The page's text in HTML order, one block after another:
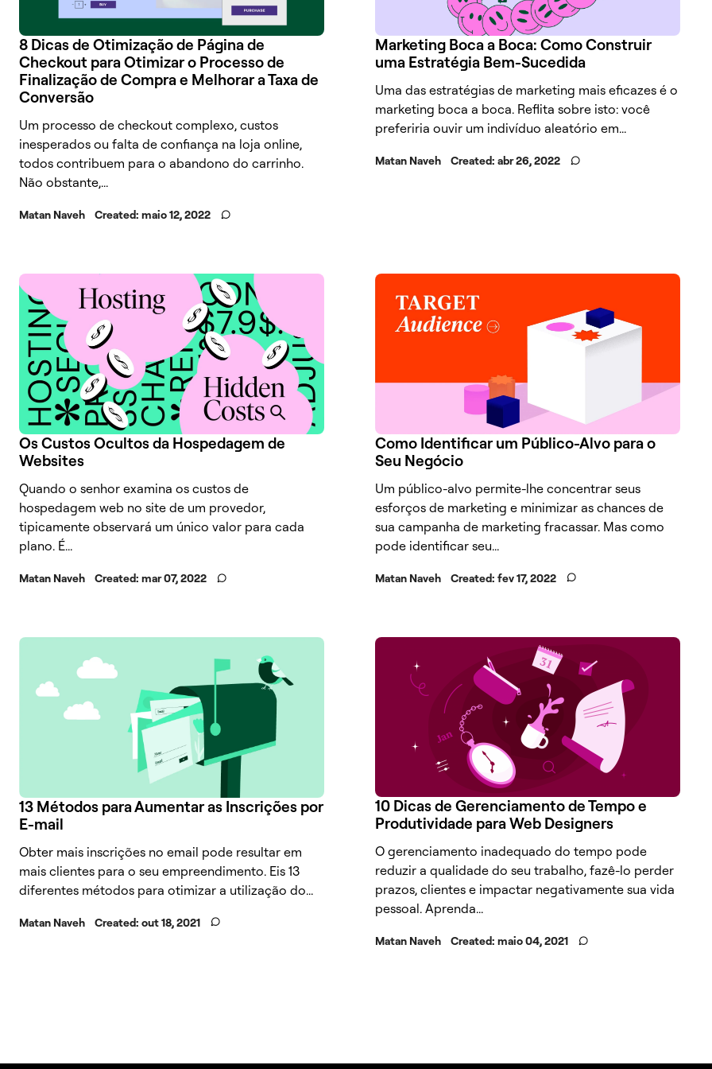
8 Dicas de Otimização de Página de
Checkout para Otimizar o Processo de
Finalização de Compra e Melhorar a Taxa de
Conversão
Um processo de checkout complexo, custos
inesperados ou falta de confiança na loja online,
todos contribuem para o abandono do carrinho.
Não obstante,...
Matan Naveh Created: maio 12, 2022
Marketing Boca a Boca: Como Construir
uma Estratégia Bem-Sucedida
Uma das estratégias de marketing mais eficazes é o
marketing boca a boca. Reflita sobre isto: você
preferiria ouvir um indivíduo aleatório em...
Matan Naveh Created: abr 26, 2022
Os Custos Ocultos da Hospedagem de
Websites
Quando o senhor examina os custos de
hospedagem web no site de um provedor,
tipicamente observará um único valor para cada
plano. É...
Matan Naveh Created: mar 07, 2022
Como Identificar um Público-Alvo para o
Seu Negócio
Um público-alvo permite-lhe concentrar seus
esforços de marketing e minimizar as chances de
sua campanha de marketing fracassar. Mas como
pode identificar seu...
Matan Naveh Created: fev 17, 2022
13 Métodos para Aumentar as Inscrições por
E-mail
Obter mais inscrições no email pode resultar em
mais clientes para o seu empreendimento. Eis 13
diferentes métodos para otimizar a utilização do...
Matan Naveh Created: out 18, 2021
10 Dicas de Gerenciamento de Tempo e
Produtividade para Web Designers
O gerenciamento inadequado do tempo pode
reduzir a qualidade do seu trabalho, fazê-lo perder
prazos, clientes e impactar negativamente sua vida
pessoal. Aprenda...
Matan Naveh Created: maio 04, 2021